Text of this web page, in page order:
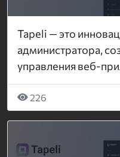
Tapeli — это
администратора,
управления веб-
226